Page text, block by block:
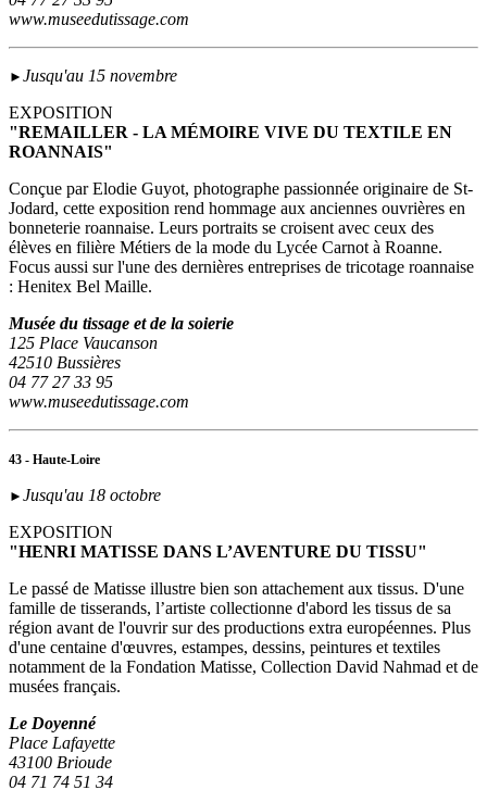
www.museedutissage.com
► Jusqu'au 15 novembre
EXPOSITION
"REMAILLER - LA MÉMOIRE VIVE DU TEXTILE EN
ROANNAIS"
Conçue par Elodie Guyot, photographe passionnée originaire de St-
Jodard, cette exposition rend hommage aux anciennes ouvrières en
bonneterie roannaise. Leurs portraits se croisent avec ceux des
élèves en filière Métiers de la mode du Lycée Carnot à Roanne.
Focus aussi sur l'une des dernières entreprises de tricotage roannaise
: Henitex Bel Maille.
Musée du tissage et de la soierie
125 Place Vaucanson
42510 Bussières
04 77 27 33 95
www.museedutissage.com
43 - Haute-Loire
► Jusqu'au 18 octobre
EXPOSITION
"HENRI MATISSE DANS L’AVENTURE DU TISSU"
Le passé de Matisse illustre bien son attachement aux tissus. D'une
famille de tisserands, l’artiste collectionne d'abord les tissus de sa
région avant de l'ouvrir sur des productions extra européennes. Plus
d'une centaine d'œuvres, estampes, dessins, peintures et textiles
notamment de la Fondation Matisse, Collection David Nahmad et de
musées français.
Le Doyenné
Place Lafayette
43100 Brioude
04 71 74 51 34